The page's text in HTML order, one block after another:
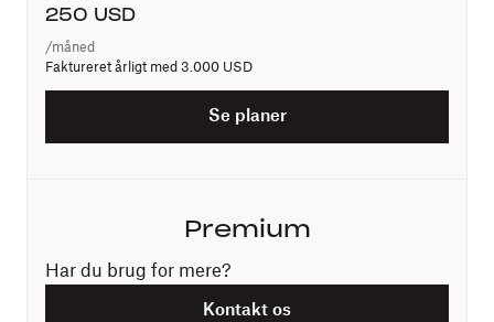
250 USD
/måned
Faktureret årligt med 3.000 USD
Se planer
Premium
Har du brug for mere?
Kontakt os